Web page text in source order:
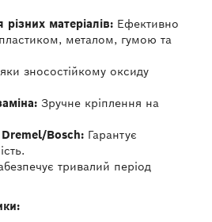
різних матеріалів: Ефективно
металом, гумою та
зносостійкому оксиду
Зручне кріплення на
Dremel/Bosch: Гарантує
тривалий період